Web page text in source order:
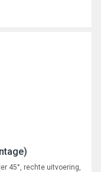
45°, rechte uitvoering,